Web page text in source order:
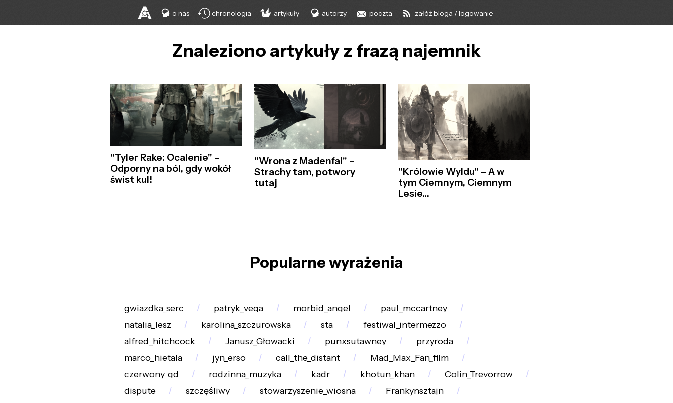
o nas chronologia artykuły autorzy poczta załóż bloga / logowanie
Znaleziono artykuły z frazą najemnik
"Tyler Rake: Ocalenie" –
Odporny na ból, gdy wokół
świst kul!
"Wrona z Madenfal" –
Strachy tam, potwory
tutaj
"Królowie Wyldu" – A w
tym Ciemnym, Ciemnym
Lesie…
Popularne wyrażenia
gwiazdka_serc patryk_vega morbid_angel
paul_mccartney
natalia_lesz
karolina_szczurowska sta
festiwal_intermezzo
alfred_hitchcock
Janusz_Głowacki punxsutawney
przyroda
marco_hietala
jyn_erso call_the_distant
Mad_Max_Fan_film
czerwony_gd
rodzinna_muzyka kadr khotun_khan
Colin_Trevorrow
dispute
szczęśliwy stowarzyszenie_wiosna
Frankynsztajn